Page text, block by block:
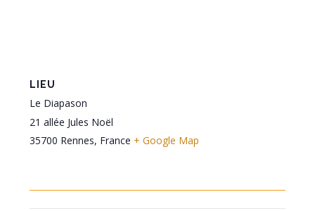
LIEU
Le Diapason
21 allée Jules Noël
35700 Rennes, France + Google Map